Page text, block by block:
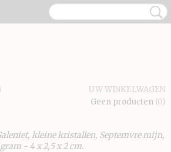
UW WINKELWAGEN
Geen producten (0)
kleine kristallen, Septemvre mijn,
- 4 x 2,5 x 2 cm.